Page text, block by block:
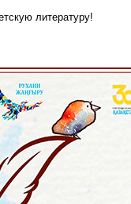
литературу!